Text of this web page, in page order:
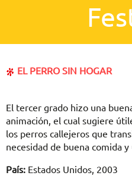
EL PERRO SIN HOGAR
El tercer grado hizo una
animación, el cual sugiere
los perros callejeros que
necesidad de buena comida
País: Estados Unidos, 2003